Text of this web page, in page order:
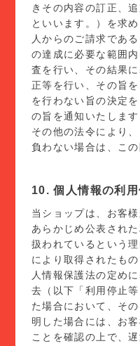
きその内容の訂正、
といいます。）を求
人からのご請求であ
の達成に必要な範囲
査を行い、その結果
正等を行い、その旨
を行わない旨の決定
の旨を通知いたしま
その他の法令により
負わない場合は、こ
10. 個人情報の利
当ショップは、お客
あらかじめ公表され
扱われているという
により取得されたも
人情報保護法の定め
去（以下「利用停止
た場合において、そ
明した場合には、お
ことを確認の上で、